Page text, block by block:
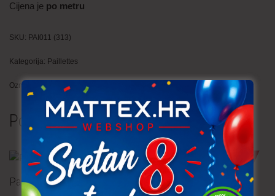
Cijena je po metru
SKU: PAI011 (313)
Kategorija: Paillettes
Oznaka: ples
Povezani proizvodi
Paillettes
TRAJNO NISKA CIJENA!
Paillettes